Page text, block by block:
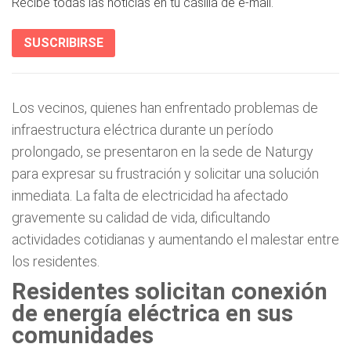
SUSCRIBIRSE
Los vecinos, quienes han enfrentado problemas de
infraestructura eléctrica durante un período
prolongado, se presentaron en la sede de Naturgy
para expresar su frustración y solicitar una solución
inmediata. La falta de electricidad ha afectado
gravemente su calidad de vida, dificultando
actividades cotidianas y aumentando el malestar entre
los residentes.
Residentes solicitan conexión
de energía eléctrica en sus
comunidades